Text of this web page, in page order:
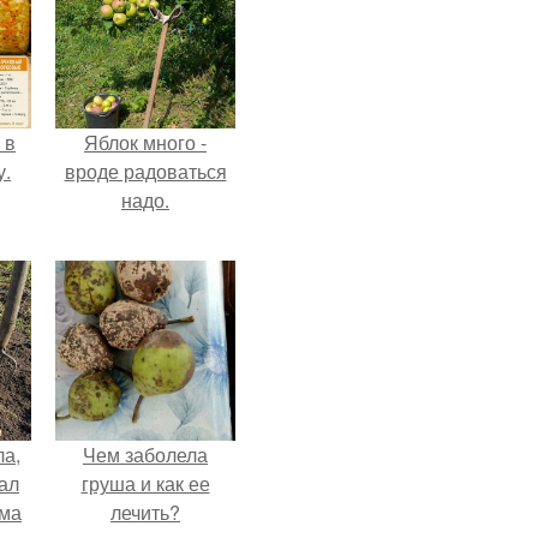
Яблок много -
вроде радоваться
надо.
Чем заболела
груша и как ее
лечить?